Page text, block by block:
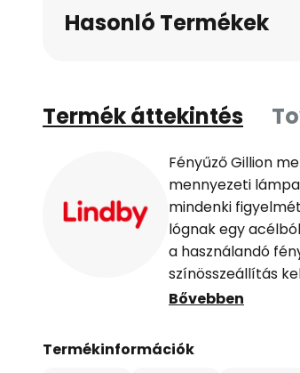
Hasonló Termékek
Termék áttekintés
Fényűző Gillion
mennyezeti
mindenki
lógnak egy
a használandó
színösszeállítás
hangsúlyokat
fókuszálják,
Bővebben
Termékinformációk